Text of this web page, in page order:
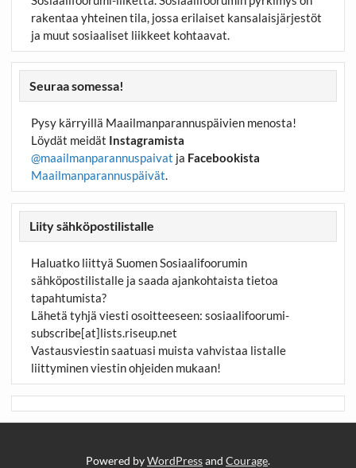
rakentaa yhteinen tila, jossa erilaiset kansalaisjärjestöt
ja muut sosiaaliset liikkeet kohtaavat.
Seuraa somessa!
Pysy kärryillä Maailmanparannuspäivien menosta!
Löydät meidät Instagramista
@maailmanparannuspaivat ja Facebookista
Maailmanparannuspäivät.
Liity sähköpostilistalle
Haluatko liittyä Suomen Sosiaalifoorumin
sähköpostilistalle ja saada ajankohtaista tietoa
tapahtumista?
Lähetä tyhjä viesti osoitteeseen: sosiaalifoorumi-
subscribe[at]lists.riseup.net
Vastausviestin saatuasi muista vahvistaa listalle
liittyminen viestin ohjeiden mukaan!
Powered byWordPressand Courage.